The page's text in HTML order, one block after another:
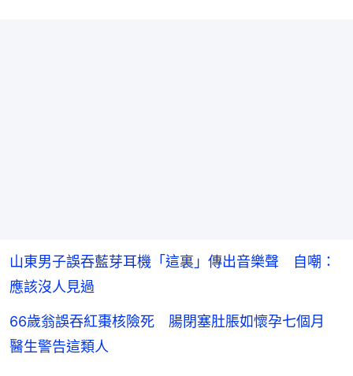
山東男子誤吞藍芽耳機「這裏」傳出音樂聲 自嘲：
應該沒人見過
66歲翁誤吞紅棗核險死 腸閉塞肚脹如懷孕七個月
醫生警告這類人